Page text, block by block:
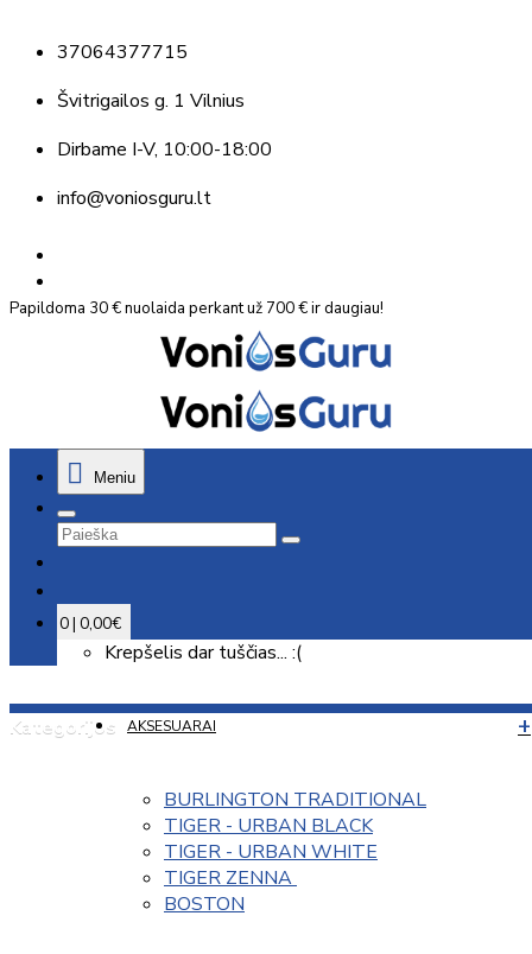
37064377715
Švitrigailos g. 1 Vilnius
Dirbame I-V, 10:00-18:00
info@voniosguru.lt
Papildoma 30 € nuolaida perkant už 700 € ir daugiau!
Meniu
0 | 0,00€
Krepšelis dar tuščias... :(
Kategorijos AKSESUARAI
BURLINGTON TRADITIONAL
TIGER - URBAN BLACK
TIGER - URBAN WHITE
TIGER ZENNA
BOSTON